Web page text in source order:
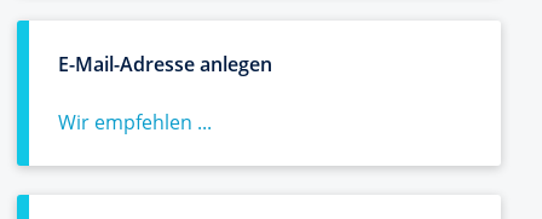
E-Mail-Adresse anlegen
Wir empfehlen ...